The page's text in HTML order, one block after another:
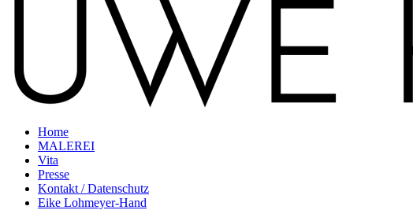
Home
MALEREI
Vita
Presse
Kontakt / Datenschutz
Eike Lohmeyer-Hand